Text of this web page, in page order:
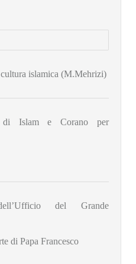
islamica (M.Mehrizi)
di Islam e Corano per
del Grande
di Papa Francesco